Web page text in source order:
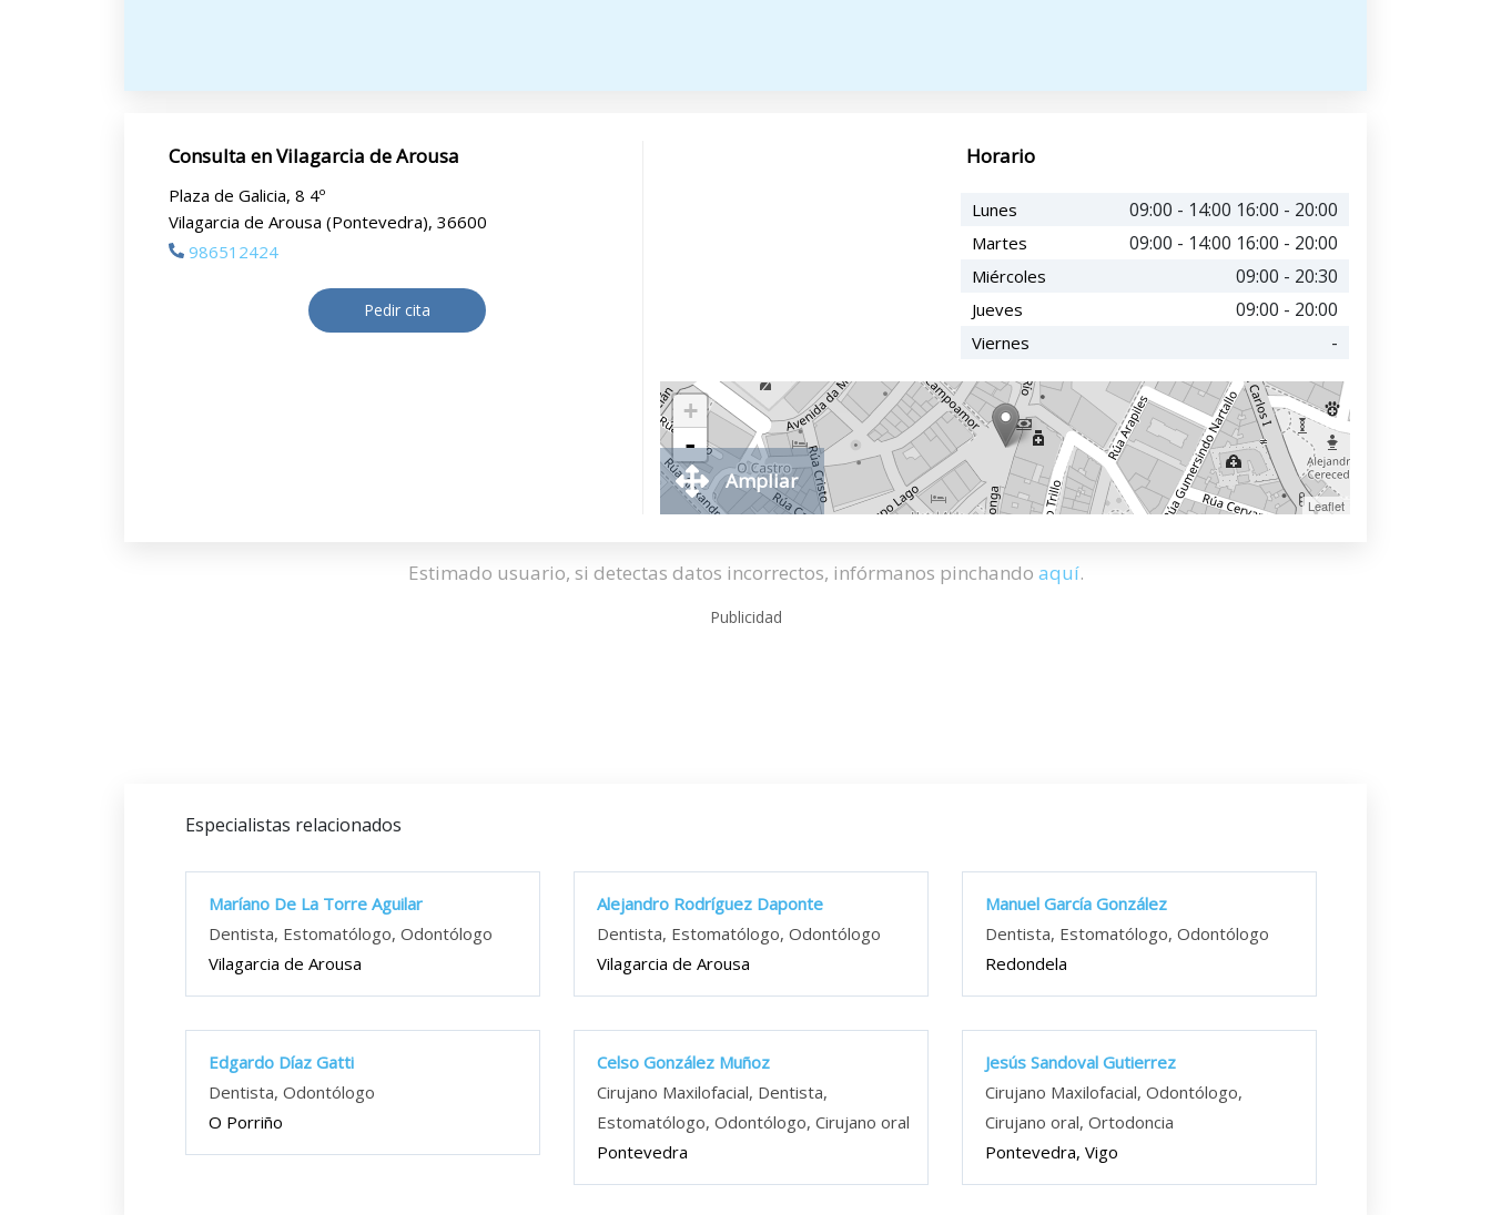
Consulta en Vilagarcia de Arousa
Plaza de Galicia, 8 4º
Vilagarcia de Arousa (Pontevedra), 36600
986512424
Pedir cita
Horario
Lunes 09:00 - 14:00 16:00 - 20:00
Martes 09:00 - 14:00 16:00 - 20:00
Miércoles 09:00 - 20:30
Jueves 09:00 - 20:00
Viernes -
+
-
Leaflet
Ampliar
Estimado usuario, si detectas datos incorrectos, infórmanos pinchando aquí.
Publicidad
Especialistas relacionados
Maríano De La Torre Aguilar
Dentista, Estomatólogo, Odontólogo
Vilagarcia de Arousa
Alejandro Rodríguez Daponte
Dentista, Estomatólogo, Odontólogo
Vilagarcia de Arousa
Manuel García González
Dentista, Estomatólogo, Odontólogo
Redondela
Edgardo Díaz Gatti
Dentista, Odontólogo
O Porriño
Celso González Muñoz
Cirujano Maxilofacial, Dentista,
Estomatólogo, Odontólogo, Cirujano oral
Pontevedra
Jesús Sandoval Gutierrez
Cirujano Maxilofacial, Odontólogo,
Cirujano oral, Ortodoncia
Pontevedra, Vigo